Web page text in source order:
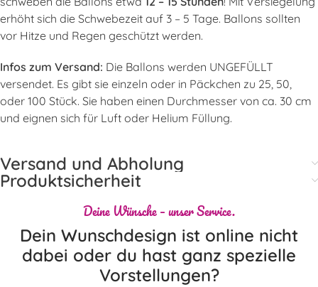
erhöht sich die Schwebezeit auf 3 – 5 Tage. Ballons sollten
vor Hitze und Regen geschützt werden.
Infos zum Versand: Die Ballons werden UNGEFÜLLT
versendet. Es gibt sie einzeln oder in Päckchen zu 25, 50,
oder 100 Stück. Sie haben einen Durchmesser von ca. 30 cm
und eignen sich für Luft oder Helium Füllung.
Versand und Abholung
Produktsicherheit
Deine Wünsche – unser Service.
Dein Wunschdesign ist online nicht
dabei oder du hast ganz spezielle
Vorstellungen?